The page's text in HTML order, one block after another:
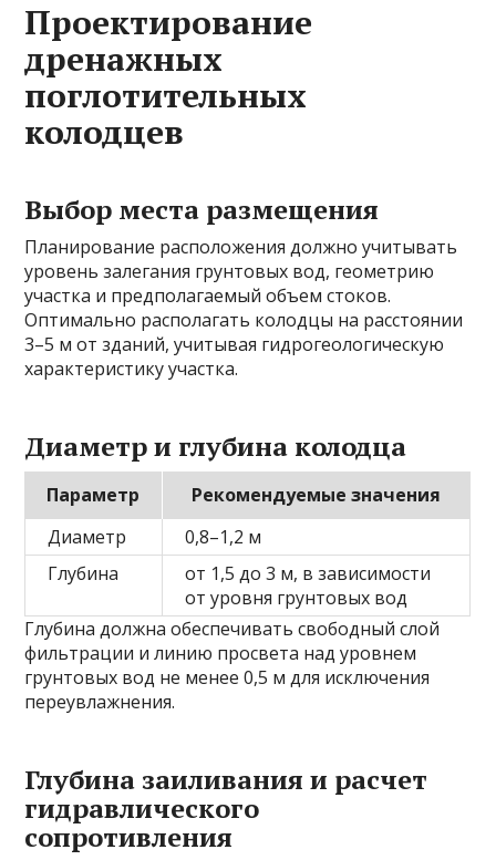
Проектирование
дренажных
поглотительных
колодцев
Выбор места размещения
Планирование расположения должно учитывать
уровень залегания грунтовых вод, геометрию
участка и предполагаемый объем стоков.
Оптимально располагать колодцы на расстоянии
3–5 м от зданий, учитывая гидрогеологическую
характеристику участка.
Диаметр и глубина колодца
Параметр
Рекомендуемые значения
Диаметр
0,8–1,2 м
Глубина
от 1,5 до 3 м, в зависимости
от уровня грунтовых вод
Глубина должна обеспечивать свободный слой
фильтрации и линию просвета над уровнем
грунтовых вод не менее 0,5 м для исключения
переувлажнения.
Глубина заиливания и расчет
гидравлического
сопротивления